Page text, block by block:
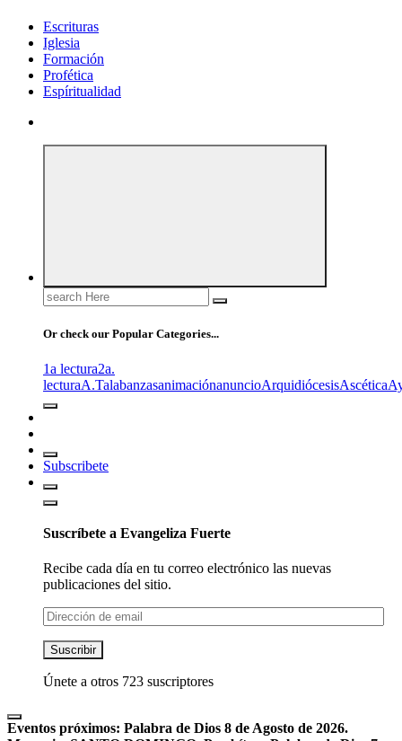
Escrituras
Iglesia
Formación
Profética
Espíritualidad
Search
for:
Or check our Popular Categories...
1a lectura2a.
lecturaA.TalabanzasanimaciónanuncioArquidiócesisAscética
Subscribete
Suscríbete a Evangeliza Fuerte
Recibe cada día en tu correo electrónico las nuevas
publicaciones del sitio.
Dirección
de
email
Suscribir
Únete a otros 723 suscriptores
Eventos próximos: Palabra de Dios 8 de Agosto de 2026.